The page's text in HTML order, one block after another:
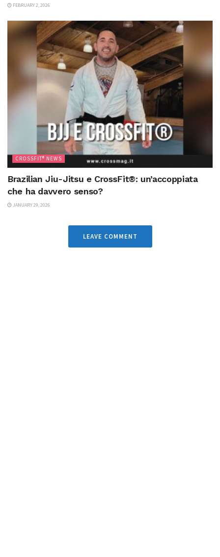
FEBRUARY 2, 2026
CROSSFIT® NEWS
Brazilian Jiu-Jitsu e CrossFit®: un’accoppiata
che ha davvero senso?
JANUARY 29, 2026
LEAVE COMMENT